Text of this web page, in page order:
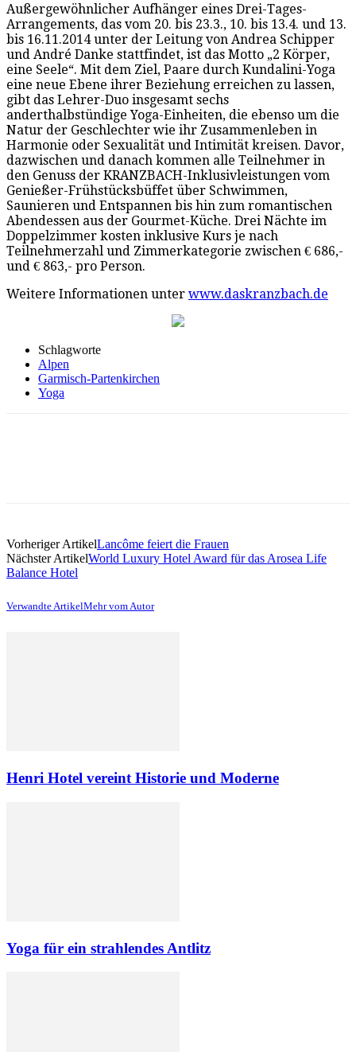
Außergewöhnlicher Aufhänger eines Drei-Tages-
Arrangements, das vom 20. bis 23.3., 10. bis 13.4. und 13.
bis 16.11.2014 unter der Leitung von Andrea Schipper
und André Danke stattfindet, ist das Motto „2 Körper,
eine Seele“. Mit dem Ziel, Paare durch Kundalini-Yoga
eine neue Ebene ihrer Beziehung erreichen zu lassen,
gibt das Lehrer-Duo insgesamt sechs
anderthalbstündige Yoga-Einheiten, die ebenso um die
Natur der Geschlechter wie ihr Zusammenleben in
Harmonie oder Sexualität und Intimität kreisen. Davor,
dazwischen und danach kommen alle Teilnehmer in
den Genuss der KRANZBACH-Inklusivleistungen vom
Genießer-Frühstücksbüffet über Schwimmen,
Saunieren und Entspannen bis hin zum romantischen
Abendessen aus der Gourmet-Küche. Drei Nächte im
Doppelzimmer kosten inklusive Kurs je nach
Teilnehmerzahl und Zimmerkategorie zwischen € 686,-
und € 863,- pro Person.
Weitere Informationen unter www.daskranzbach.de
Schlagworte
Alpen
Garmisch-Partenkirchen
Yoga
Vorheriger ArtikelLancôme feiert die Frauen
Nächster ArtikelWorld Luxury Hotel Award für das Arosea Life
Balance Hotel
Verwandte ArtikelMehr vom Autor
Henri Hotel vereint Historie und Moderne
Yoga für ein strahlendes Antlitz